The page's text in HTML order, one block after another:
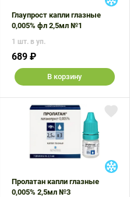
Глаупрост капли глазные
0,005% фл 2,5мл №1
1 шт. в уп.
689 ₽
В корзину
Пролатан капли глазные
0,005% 2,5мл №3